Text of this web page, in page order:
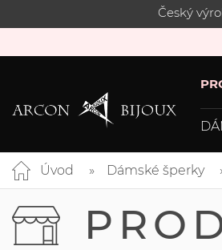
Český
Úvod Dámské šperky